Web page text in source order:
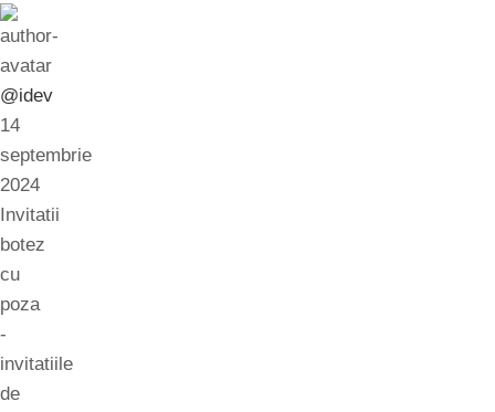
@idev
14
septembrie
2024
Invitatii
botez
cu
poza
-
invitatiile
de